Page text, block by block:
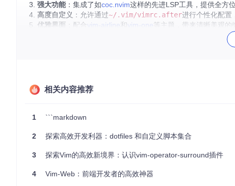
强大功能：集成了如coc.nvim这样的先进LSP工具，提供全方
高度自定义 ：允许通过~/.vim/vimrc.after进行个性化配置
优雅界面 ：配合 vim-airline 和 vim-one 等主题，带来清晰美观的
的
欣赏这张由VimR捕获的neovim终端截图，感受re-vim带来的清爽工
结论
如果你正在寻找一款能够提升编码体验的Vim配置，re-vim无疑
相关内容推荐
1 ```markdown
2 探索高效开发利器：dotfiles 和自定义脚本集合
3 探索Vim的高效新境界：认识vim-operator-surround插件
4 Vim-Web：前端开发者的高效神器